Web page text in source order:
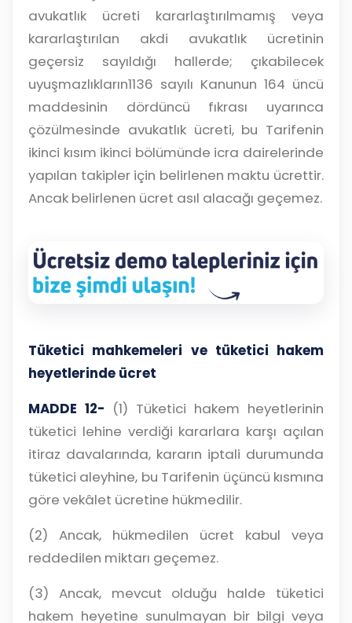
avukatlık ücreti kararlaştırılmamış veya
kararlaştırılan akdi avukatlık ücretinin
geçersiz sayıldığı hallerde; çıkabilecek
uyuşmazlıkların1136 sayılı Kanunun 164 üncü
maddesinin dördüncü fıkrası uyarınca
çözülmesinde avukatlık ücreti, bu Tarifenin
ikinci kısım ikinci bölümünde icra dairelerinde
yapılan takipler için belirlenen maktu ücrettir.
Ancak belirlenen ücret asıl alacağı geçemez.
Tüketici mahkemeleri ve tüketici hakem
heyetlerinde ücret
MADDE 12- (1) Tüketici hakem heyetlerinin
tüketici lehine verdiği kararlara karşı açılan
itiraz davalarında, kararın iptali durumunda
tüketici aleyhine, bu Tarifenin üçüncü kısmına
göre vekâlet ücretine hükmedilir.
(2) Ancak, hükmedilen ücret kabul veya
reddedilen miktarı geçemez.
(3) Ancak, mevcut olduğu halde tüketici
hakem heyetine sunulmayan bir bilgi veya